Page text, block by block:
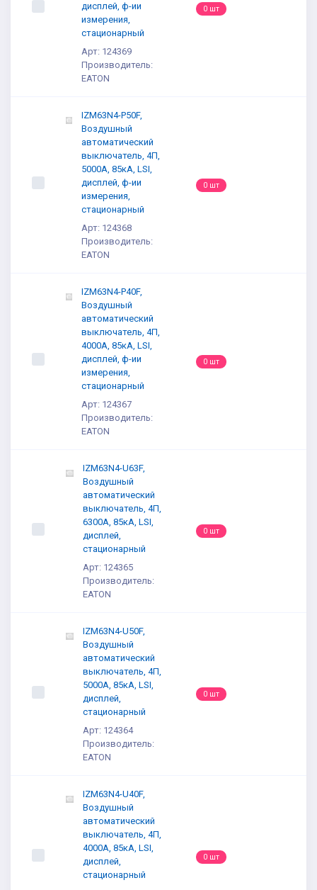
дисплей, ф-ии
измерения,
стационарный
Арт: 124369
Производитель:
EATON
0 шт
IZM63N4-P50F,
Воздушный
автоматический
выключатель, 4П,
5000А, 85кА, LSI,
дисплей, ф-ии
измерения,
стационарный
Арт: 124368
Производитель:
EATON
0 шт
IZM63N4-P40F,
Воздушный
автоматический
выключатель, 4П,
4000А, 85кА, LSI,
дисплей, ф-ии
измерения,
стационарный
Арт: 124367
Производитель:
EATON
0 шт
IZM63N4-U63F,
Воздушный
автоматический
выключатель, 4П,
6300А, 85кА, LSI,
дисплей,
стационарный
Арт: 124365
Производитель:
EATON
0 шт
IZM63N4-U50F,
Воздушный
автоматический
выключатель, 4П,
5000А, 85кА, LSI,
дисплей,
стационарный
Арт: 124364
Производитель:
EATON
0 шт
IZM63N4-U40F,
Воздушный
автоматический
выключатель, 4П,
4000А, 85кА, LSI,
дисплей,
стационарный
0 шт